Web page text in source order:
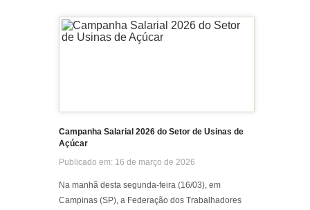
JUN
14
JUN
11 10
JUL
27
Campanha Salarial 2026 do Setor de Usinas de
Açúcar
Publicado em: 16 de março de 2026
Na manhã desta segunda-feira (16/03), em
Campinas (SP), a Federação dos Trabalhadores